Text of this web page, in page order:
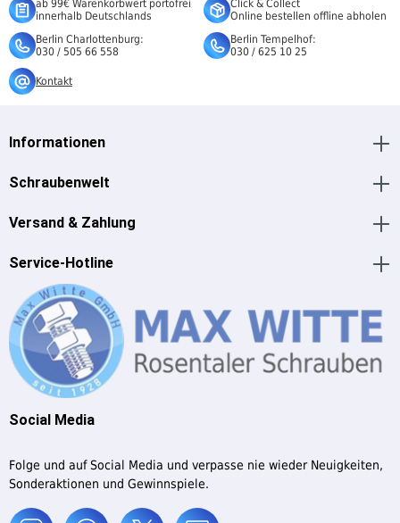
ab 99€ Warenkorbwert portofrei
innerhalb Deutschlands
Click & Collect
Online bestellen offline abholen
Berlin Charlottenburg:
030 / 505 66 558
Berlin Tempelhof:
030 / 625 10 25
Kontakt
Informationen
Schraubenwelt
Versand & Zahlung
Service-Hotline
Social Media
Folge und auf Social Media und verpasse nie wieder Neuigkeiten,
Sonderaktionen und Gewinnspiele.